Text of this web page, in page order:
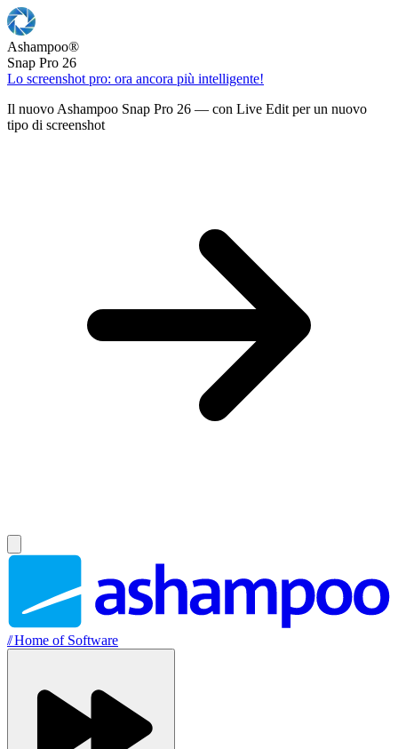
Ashampoo®
Snap Pro 26
Lo screenshot pro: ora ancora più intelligente!
Il nuovo Ashampoo Snap Pro 26 — con Live Edit per un nuovo
tipo di screenshot
//Home of Software